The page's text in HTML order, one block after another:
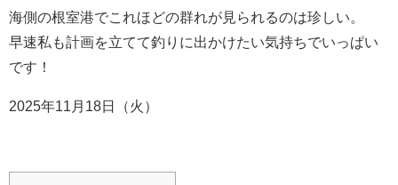
海側の根室港でこれほどの群れが見られるのは珍しい。
早速私も計画を立てて釣りに出かけたい気持ちでいっぱい
です！
2025年11月18日（火）